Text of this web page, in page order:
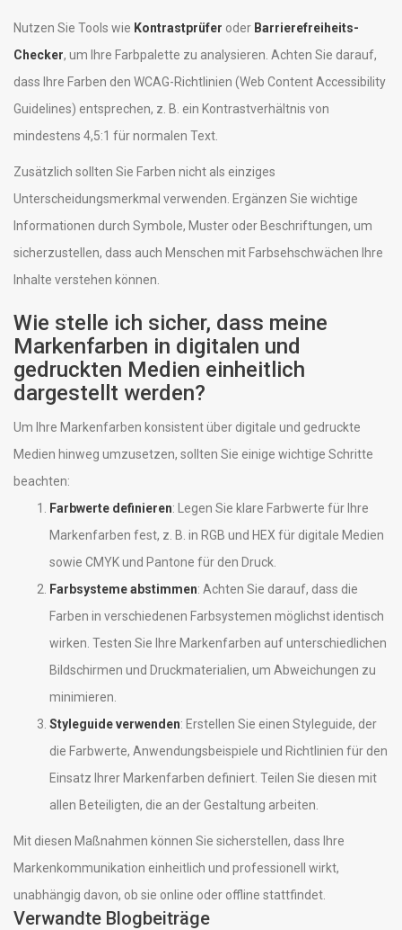
Nutzen Sie Tools wie Kontrastprüfer oder Barrierefreiheits-
Checker, um Ihre Farbpalette zu analysieren. Achten Sie darauf,
dass Ihre Farben den WCAG-Richtlinien (Web Content Accessibility
Guidelines) entsprechen, z. B. ein Kontrastverhältnis von
mindestens 4,5:1 für normalen Text.
Zusätzlich sollten Sie Farben nicht als einziges
Unterscheidungsmerkmal verwenden. Ergänzen Sie wichtige
Informationen durch Symbole, Muster oder Beschriftungen, um
sicherzustellen, dass auch Menschen mit Farbsehschwächen Ihre
Inhalte verstehen können.
Wie stelle ich sicher, dass meine
Markenfarben in digitalen und
gedruckten Medien einheitlich
dargestellt werden?
Um Ihre Markenfarben konsistent über digitale und gedruckte
Medien hinweg umzusetzen, sollten Sie einige wichtige Schritte
beachten:
Farbwerte definieren: Legen Sie klare Farbwerte für Ihre
Markenfarben fest, z. B. in RGB und HEX für digitale Medien
sowie CMYK und Pantone für den Druck.
Farbsysteme abstimmen: Achten Sie darauf, dass die
Farben in verschiedenen Farbsystemen möglichst identisch
wirken. Testen Sie Ihre Markenfarben auf unterschiedlichen
Bildschirmen und Druckmaterialien, um Abweichungen zu
minimieren.
Styleguide verwenden: Erstellen Sie einen Styleguide, der
die Farbwerte, Anwendungsbeispiele und Richtlinien für den
Einsatz Ihrer Markenfarben definiert. Teilen Sie diesen mit
allen Beteiligten, die an der Gestaltung arbeiten.
Mit diesen Maßnahmen können Sie sicherstellen, dass Ihre
Markenkommunikation einheitlich und professionell wirkt,
unabhängig davon, ob sie online oder offline stattfindet.
Verwandte Blogbeiträge